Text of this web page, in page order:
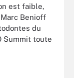
est faible,
Benioff
du
Summit toute